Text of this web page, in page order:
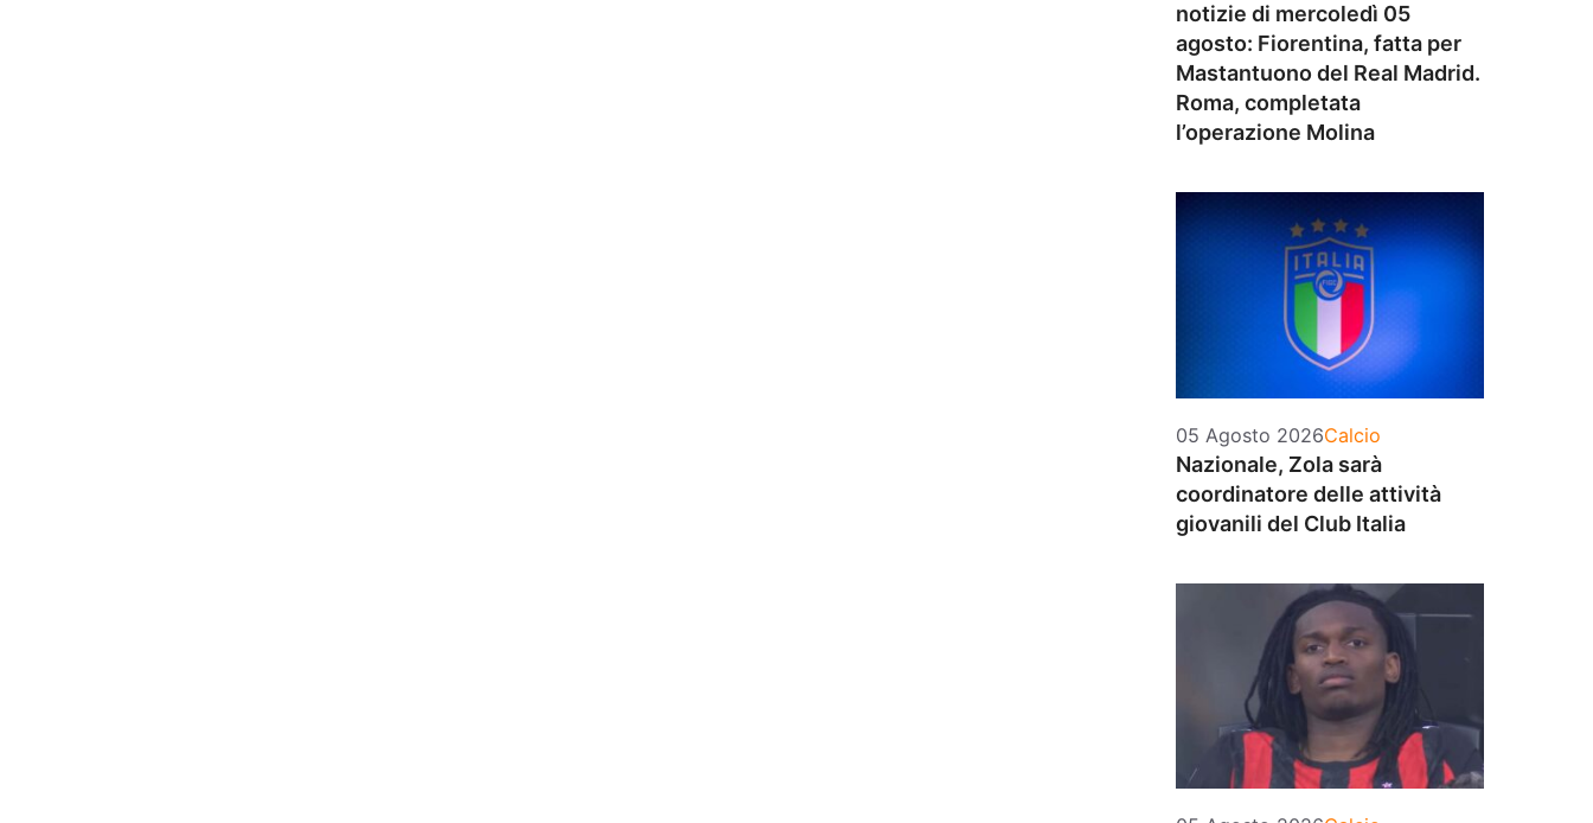
notizie di mercoledì 05
agosto: Fiorentina, fatta per
Mastantuono del Real Madrid.
Roma, completata
l’operazione Molina
05 Agosto 2026Categorie
Calcio
Nazionale, Zola sarà
coordinatore delle attività
giovanili del Club Italia